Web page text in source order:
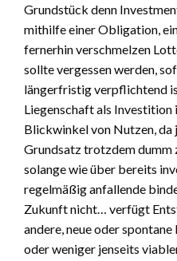
Grundstück denn
mithilfe einer Obligation,
fernerhin verschmelzen
sollte vergessen werden,
längerfristig verpflichtend
Liegenschaft als Investition
Blickwinkel von Nutzen, da
Grundsatz trotzdem dumm
solange wie über bereits
regelmäßig anfallende
Zukunft nicht… verfügt
andere, neue oder
oder weniger jenseits